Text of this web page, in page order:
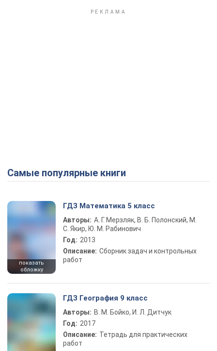
Самые популярные книги
показать
обложку
ГДЗ Математика 5 класс
Авторы: А. Г. Мерзляк, В. Б. Полонский, М.
С. Якир, Ю. М. Рабинович
Год: 2013
Описание: Сборник задач и контрольных
работ
ГДЗ География 9 класс
Авторы: В. М. Бойко, И. Л. Дитчук
Год: 2017
Описание: Тетрадь для практических
работ